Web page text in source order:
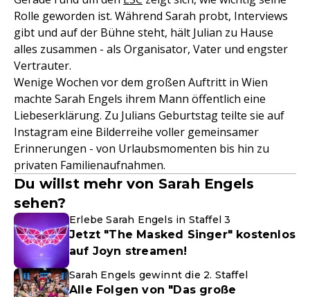
Rolle geworden ist. Während Sarah probt, Interviews
gibt und auf der Bühne steht, hält Julian zu Hause
alles zusammen - als Organisator, Vater und engster
Vertrauter.
Wenige Wochen vor dem großen Auftritt in Wien
machte Sarah Engels ihrem Mann öffentlich eine
Liebeserklärung. Zu Julians Geburtstag teilte sie auf
Instagram eine Bilderreihe voller gemeinsamer
Erinnerungen - von Urlaubsmomenten bis hin zu
privaten Familienaufnahmen.
Du willst mehr von Sarah Engels
sehen?
Erlebe Sarah Engels in Staffel 3
Jetzt "The Masked Singer" kostenlos
auf Joyn streamen!
Sarah Engels gewinnt die 2. Staffel
Alle Folgen von "Das große